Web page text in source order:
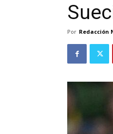
Por Redacción